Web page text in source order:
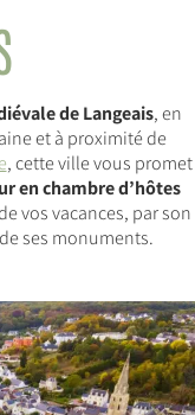
de Langeais, en
et à proximité de
, cette ville vous promet
en chambre d’hôtes
vos vacances, par son
ses monuments.